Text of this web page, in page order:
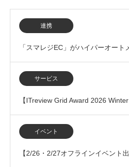
連携
「スマレジEC」がハイパーオート
「Yoom」とのAPI連携開始
サービス
【ITreview Grid Award 2026
ステム（BtoB…
イベント
【2/26・2/27オフラインイベント